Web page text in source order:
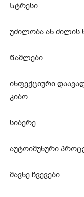
Სტრესი.
უძილობა ან ძილის
Წამლები
ინფექციური
კიბო.
სიბერე.
აუტოიმუნური
მავნე ჩვევები.